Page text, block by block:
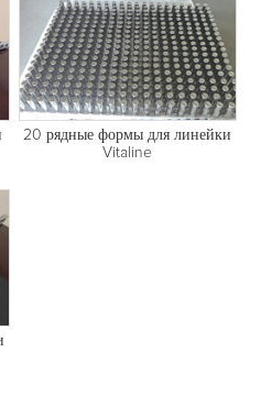
20 рядные формы для линейки
Vitaline